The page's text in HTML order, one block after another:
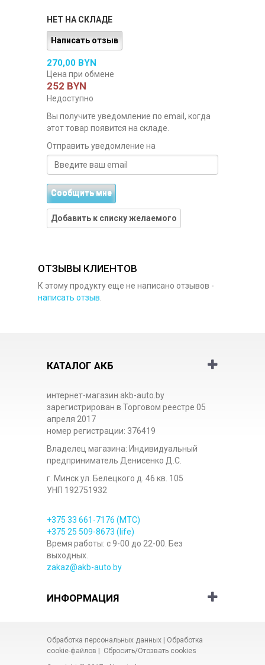
НЕТ НА СКЛАДЕ
Написать отзыв
270,00 BYN
Цена при обмене
252 BYN
Недоступно
Вы получите уведомление по email, когда
этот товар появится на складе.
Отправить уведомление на
Сообщить мне
Добавить к списку желаемого
ОТЗЫВЫ КЛИЕНТОВ
К этому продукту еще не написано отзывов -
написать отзыв.
КАТАЛОГ АКБ
интернет-магазин akb-auto.by
зарегистрирован в Торговом реестре 05
апреля 2017
номер регистрации: 376419
Владелец магазина: Индивидуальный
предприниматель Денисенко Д.С.
г. Минск ул. Белецкого д. 46 кв. 105
УНП 192751932
+375 33 661-7176 (МТС)
+375 25 509-8673 (life)
Время работы: с 9-00 до 22-00. Без
выходных.
zakaz@akb-auto.by
ИНФОРМАЦИЯ
Обработка персональных данных
Обработка
cookie-файлов
Сбросить/Отозвать cookies